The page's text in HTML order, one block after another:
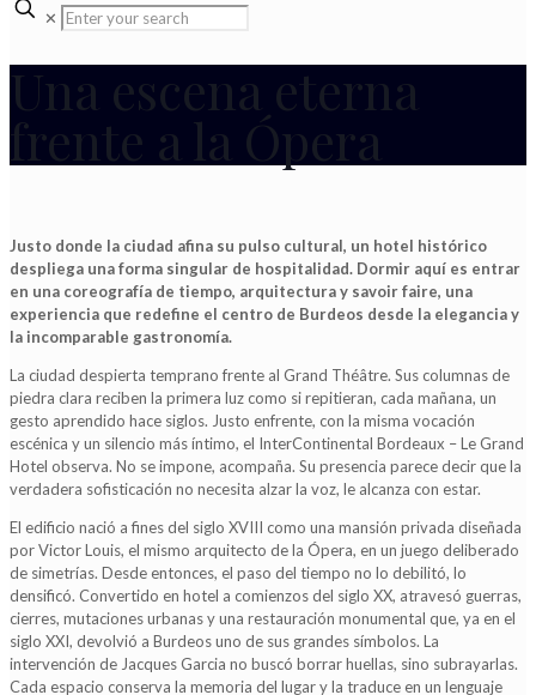
✕
Una escena eterna
frente a la Ópera
Justo donde la ciudad afina su pulso cultural, un hotel histórico
despliega una forma singular de hospitalidad. Dormir aquí es entrar
en una coreografía de tiempo, arquitectura y savoir faire, una
experiencia que redefine el centro de Burdeos desde la elegancia y
la incomparable gastronomía.
La ciudad despierta temprano frente al Grand Théâtre. Sus columnas de
piedra clara reciben la primera luz como si repitieran, cada mañana, un
gesto aprendido hace siglos. Justo enfrente, con la misma vocación
escénica y un silencio más íntimo, el InterContinental Bordeaux – Le Grand
Hotel observa. No se impone, acompaña. Su presencia parece decir que la
verdadera sofisticación no necesita alzar la voz, le alcanza con estar.
El edificio nació a fines del siglo XVIII como una mansión privada diseñada
por Victor Louis, el mismo arquitecto de la Ópera, en un juego deliberado
de simetrías. Desde entonces, el paso del tiempo no lo debilitó, lo
densificó. Convertido en hotel a comienzos del siglo XX, atravesó guerras,
cierres, mutaciones urbanas y una restauración monumental que, ya en el
siglo XXI, devolvió a Burdeos uno de sus grandes símbolos. La
intervención de Jacques Garcia no buscó borrar huellas, sino subrayarlas.
Cada espacio conserva la memoria del lugar y la traduce en un lenguaje